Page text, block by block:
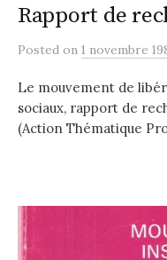
Rapport de
Posted on 1 novembre
Le mouvement de
sociaux, rapport de
(Action Thématique